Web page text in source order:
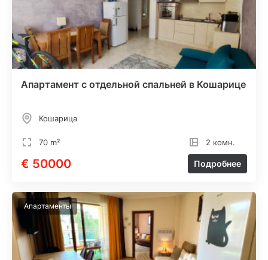
Апартамент с отдельной спальней в Кошарице
Кошарица
70 m² 2 комн.
€ 50000 Подробнее
Апартаменты